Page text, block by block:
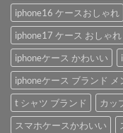
iphone16 ケースおしゃれ
iphone17 ケース おしゃれ
iphoneケース かわいい
iphoneケース ブランド メ
t シャツ ブランド
カッ
スマホケースかわいい